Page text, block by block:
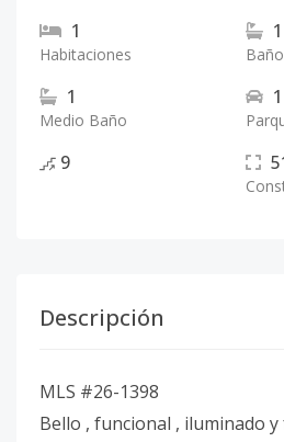
1
Habitaciones
1
1
Medio Baño
1
9
Descripción
MLS #26-1398
Bello , funcional , iluminado